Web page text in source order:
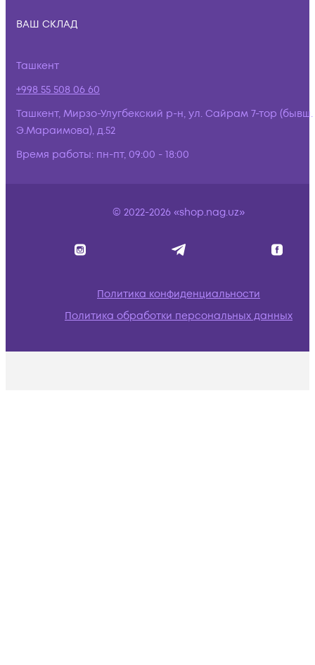
ВАШ СКЛАД
Ташкент
+998 55 508 06 60
Ташкент, Мирзо-Улугбекский р-н, ул. Сайрам 7-тор (бывш.
Э.Мараимова), д.52
Время работы: пн-пт, 09:00 - 18:00
© 2022-2026 «shop.nag.uz»
Политика конфиденциальности
Политика обработки персональных данных